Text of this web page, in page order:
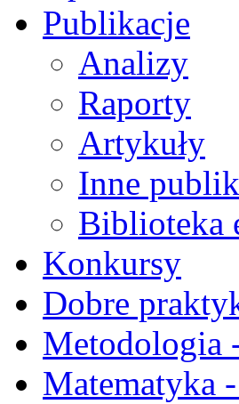
Publikacje
Analizy
Raporty
Artykuły
Inne
Biblioteka
Konkursy
Dobre
Metodologia
Matematyka